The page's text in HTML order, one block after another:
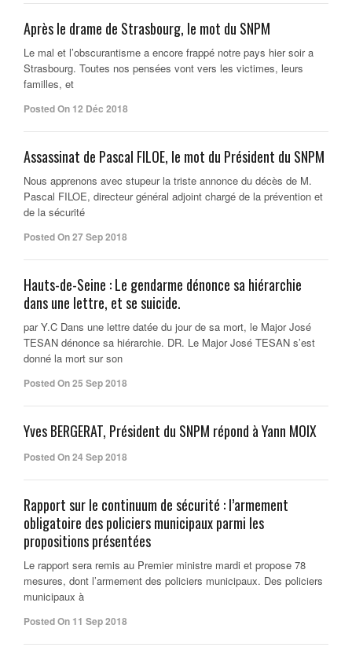
Après le drame de Strasbourg, le mot du SNPM
Le mal et l’obscurantisme a encore frappé notre pays hier soir a
Strasbourg. Toutes nos pensées vont vers les victimes, leurs
familles, et
Posted On 12 Déc 2018
Assassinat de Pascal FILOE, le mot du Président du SNPM
Nous apprenons avec stupeur la triste annonce du décès de M.
Pascal FILOE, directeur général adjoint chargé de la prévention et
de la sécurité
Posted On 27 Sep 2018
Hauts-de-Seine : Le gendarme dénonce sa hiérarchie
dans une lettre, et se suicide.
par Y.C Dans une lettre datée du jour de sa mort, le Major José
TESAN dénonce sa hiérarchie. DR. Le Major José TESAN s’est
donné la mort sur son
Posted On 25 Sep 2018
Yves BERGERAT, Président du SNPM répond à Yann MOIX
Posted On 24 Sep 2018
Rapport sur le continuum de sécurité : l’armement
obligatoire des policiers municipaux parmi les
propositions présentées
Le rapport sera remis au Premier ministre mardi et propose 78
mesures, dont l’armement des policiers municipaux. Des policiers
municipaux à
Posted On 11 Sep 2018